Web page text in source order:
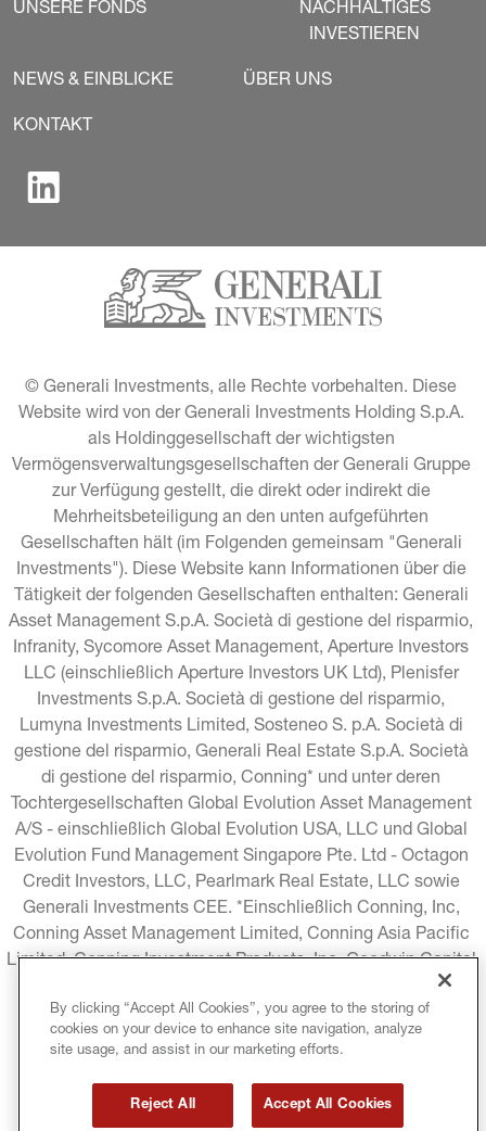
UNSERE FONDS
NACHHALTIGES
INVESTIEREN
NEWS & EINBLICKE ÜBER UNS
KONTAKT
© Generali Investments, alle Rechte vorbehalten. Diese
Website wird von der Generali Investments Holding S.p.A.
als Holdinggesellschaft der wichtigsten
Vermögensverwaltungsgesellschaften der Generali Gruppe
zur Verfügung gestellt, die direkt oder indirekt die
Mehrheitsbeteiligung an den unten aufgeführten
Gesellschaften hält (im Folgenden gemeinsam "Generali
Investments"). Diese Website kann Informationen über die
Tätigkeit der folgenden Gesellschaften enthalten: Generali
Asset Management S.p.A. Società di gestione del risparmio,
Infranity, Sycomore Asset Management, Aperture Investors
LLC (einschließlich Aperture Investors UK Ltd), Plenisfer
Investments S.p.A. Società di gestione del risparmio,
Lumyna Investments Limited, Sosteneo S. p.A. Società di
gestione del risparmio, Generali Real Estate S.p.A. Società
di gestione del risparmio, Conning* und unter deren
Tochtergesellschaften Global Evolution Asset Management
A/S - einschließlich Global Evolution USA, LLC und Global
Evolution Fund Management Singapore Pte. Ltd - Octagon
Credit Investors, LLC, Pearlmark Real Estate, LLC sowie
Generali Investments CEE. *Einschließlich Conning, Inc,
Conning Asset Management Limited, Conning Asia Pacific
Limited, Conning Investment Products, Inc, Goodwin Capital
RECHTLICHE HINWEISE COOKIE-RICHTLINIE
DATENSCHUTZRICHTLINIE
By clicking “Accept All Cookies”, you agree to the storing of
cookies on your device to enhance site navigation, analyze
site usage, and assist in our marketing efforts.
Reject All Accept All Cookies